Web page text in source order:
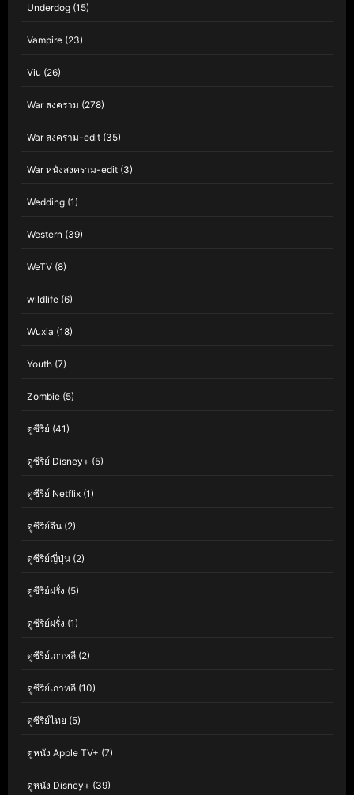
Underdog (15)
Vampire (23)
Viu (26)
War สงคราม (278)
War สงคราม-edit (35)
War หนังสงคราม-edit (3)
Wedding (1)
Western (39)
WeTV (8)
wildlife (6)
Wuxia (18)
Youth (7)
Zombie (5)
ดูซีรี่ย์ (41)
ดูซีรีย์ Disney+ (5)
ดูซีรีย์ Netflix (1)
ดูซีรีย์จีน (2)
ดูซีรีย์ญี่ปุ่น (2)
ดูซีรีย์ฝรั่ง (5)
ดูซีรีย์ฝรั่ง (1)
ดูซีรีย์เกาหลี (2)
ดูซีรีย์เกาหลี (10)
ดูซีรีย์ไทย (5)
ดูหนัง Apple TV+ (7)
ดูหนัง Disney+ (39)